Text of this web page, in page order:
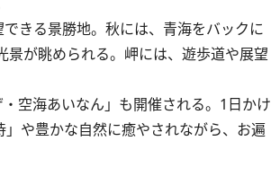
きる景勝地。秋には、青海をバックに
が眺められる。岬には、遊歩道や展望
空海あいなん」も開催される。1日かけ
や豊かな自然に癒やされながら、お遍